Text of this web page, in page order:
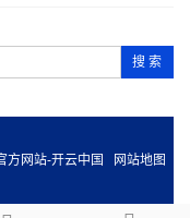
搜 索
方网站-开云中国 网站地图